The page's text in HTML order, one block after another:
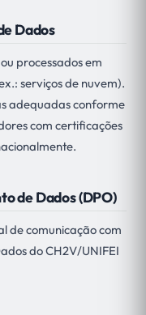
Dados
processados em
serviços de nuvem).
adequadas conforme
com certificações
de Dados (DPO)
de comunicação com
do CH2V/UNIFEI